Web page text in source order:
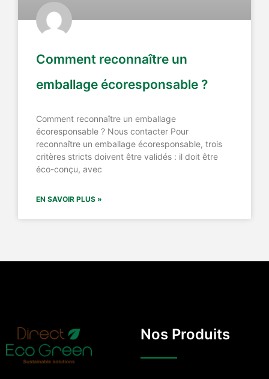
Comment reconnaître un
emballage écoresponsable ?
Comment reconnaître un emballage
écoresponsable ? Nous contacter Pour
reconnaître un emballage écoresponsable, trois
critères stricts doivent être validés : il doit être
éco-conçu, avec
EN SAVOIR PLUS »
Nos Produits